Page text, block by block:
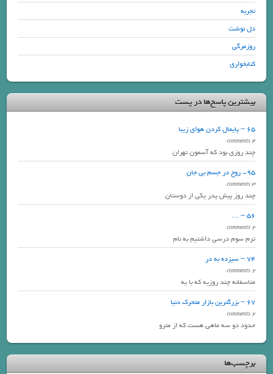
تجربه
دل نوشت
روزمرگی
کتابخواری
بیشترین پاسخ‌ها در پست
65 – پایمال کردن هوای زیبا
4 comments
چند روزی بود که آسمون تهران
95- روح در جسم بی جان
3 comments
چند روز پیش پدر یکی از دوستان
56 – …
2 comments
ترم سوم درسی داشتیم به نام
74 – سیزده به در
2 comments
متاسفانه چند روزیه که با یه
67 – بزرگترین بازار متحرک دنیا
2 comments
حدود دو سه ماهی هست که از مترو
برچسب‌ها